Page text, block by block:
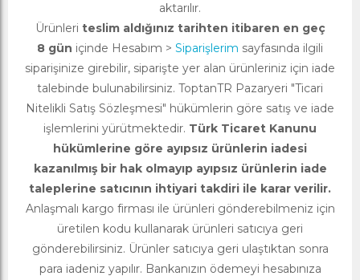
aktarılır.
Ürünleri teslim aldığınız tarihten itibaren en geç
8 gün içinde Hesabım > Siparişlerim sayfasında ilgili
siparişinize girebilir, siparişte yer alan ürünleriniz için iade
talebinde bulunabilirsiniz. ToptanTR Pazaryeri "Ticari
Nitelikli Satış Sözleşmesi" hükümlerin göre satış ve iade
işlemlerini yürütmektedir. Türk Ticaret Kanunu
hükümlerine göre ayıpsız ürünlerin iadesi
kazanılmış bir hak olmayıp ayıpsız ürünlerin iade
taleplerine satıcının ihtiyari takdiri ile karar verilir.
Anlaşmalı kargo firması ile ürünleri gönderebilmeniz için
üretilen kodu kullanarak ürünleri satıcıya geri
gönderebilirsiniz. Ürünler satıcıya geri ulaştıktan sonra
para iadeniz yapılır. Bankanızın ödemeyi hesabınıza